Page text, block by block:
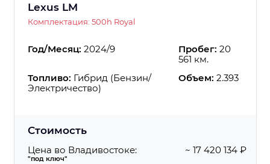
Lexus LM
Комплектация: 500h Royal
Год/Месяц: 2024/9 Пробег: 20
561 км.
Топливо: Гибрид (Бензин/
Электричество)
Объем: 2.393
Стоимость
Цена во Владивостоке:
"под ключ"
~ 17 420 134 ₽